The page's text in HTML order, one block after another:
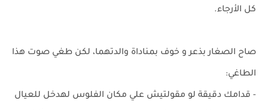
كل الأرجاء.
صاح الصغار بذعر و خوف بمناداة والدتهما، لكن طغي صوت هذا
الطاغي:
- قدامك دقيقة لو مقولتيش علي مكان الفلوس لهدخل للعيال